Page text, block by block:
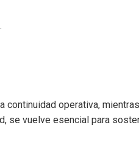
operativa,
se vuelve esencial para